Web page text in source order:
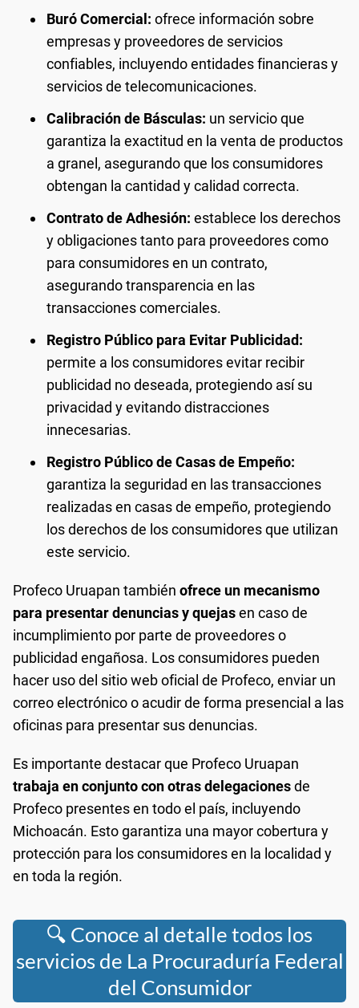
Buró Comercial: ofrece información sobre
empresas y proveedores de servicios
confiables, incluyendo entidades financieras y
servicios de telecomunicaciones.
Calibración de Básculas: un servicio que
garantiza la exactitud en la venta de productos
a granel, asegurando que los consumidores
obtengan la cantidad y calidad correcta.
Contrato de Adhesión: establece los derechos
y obligaciones tanto para proveedores como
para consumidores en un contrato,
asegurando transparencia en las
transacciones comerciales.
Registro Público para Evitar Publicidad:
permite a los consumidores evitar recibir
publicidad no deseada, protegiendo así su
privacidad y evitando distracciones
innecesarias.
Registro Público de Casas de Empeño:
garantiza la seguridad en las transacciones
realizadas en casas de empeño, protegiendo
los derechos de los consumidores que utilizan
este servicio.
Profeco Uruapan también ofrece un mecanismo
para presentar denuncias y quejasen caso de
incumplimiento por parte de proveedores o
publicidad engañosa. Los consumidores pueden
hacer uso del sitio web oficial de Profeco, enviar un
correo electrónico o acudir de forma presencial a las
oficinas para presentar sus denuncias.
Es importante destacar que Profeco Uruapan
trabaja en conjunto con otras delegacionesde
Profeco presentes en todo el país, incluyendo
Michoacán. Esto garantiza una mayor cobertura y
protección para los consumidores en la localidad y
en toda la región.
🔍 Conoce al detalle todos los
servicios de La Procuraduría Federal
del Consumidor